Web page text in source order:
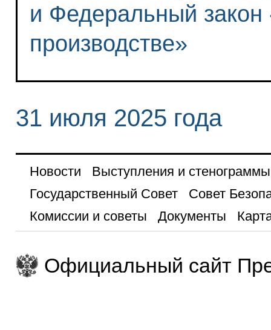
и Федеральный
производстве»
31 июля 2025 года
Новости
Выступления и стенограммы
Государственный Совет
Совет
Комиссии и советы
Документы
Официальный сайт